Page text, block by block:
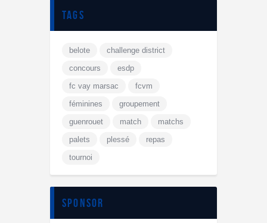
tags
belote
challenge district
concours
esdp
fc vay marsac
fcvm
féminines
groupement
guenrouet
match
matchs
palets
plessé
repas
tournoi
sponsor